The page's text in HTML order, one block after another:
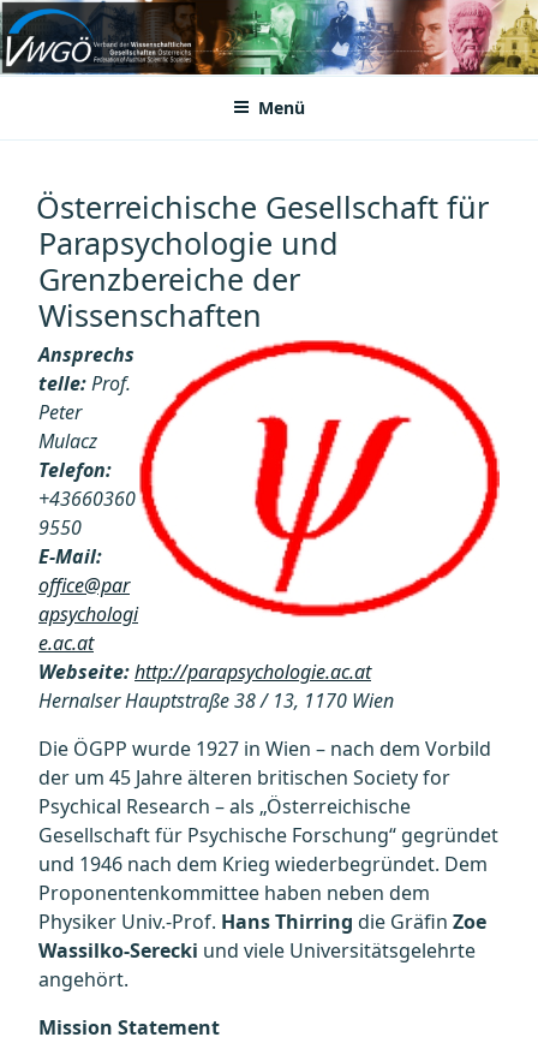
Zum
Inhalt
springenVWGÖ
Federation of Austrian Scientific Societies
Menü
Österreichische Gesellschaft für
Parapsychologie und
Grenzbereiche der
Wissenschaften
Ansprechs
telle:Prof.
Peter
Mulacz
Telefon:
+43660360
9550
E-Mail:
office@par
apsychologi
e.ac.at
Webseite:http://parapsychologie.ac.at
Hernalser Hauptstraße 38 / 13, 1170 Wien
Die ÖGPP wurde 1927 in Wien – nach dem Vorbild
der um 45 Jahre älteren britischen Society for
Psychical Research – als „Österreichische
Gesellschaft für Psychische Forschung“ gegründet
und 1946 nach dem Krieg wiederbegründet. Dem
Proponentenkommittee haben neben dem
Physiker Univ.-Prof. Hans Thirring die Gräfin Zoe
Wassilko-Serecki und viele Universitätsgelehrte
angehört.
Mission Statement